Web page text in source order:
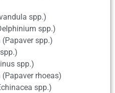
spp.)
spp.)
spp.)
spp.)
rhoeas)
spp.)